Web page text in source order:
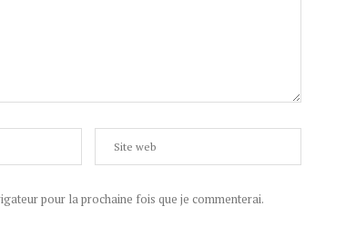
pour la prochaine fois que je commenterai.